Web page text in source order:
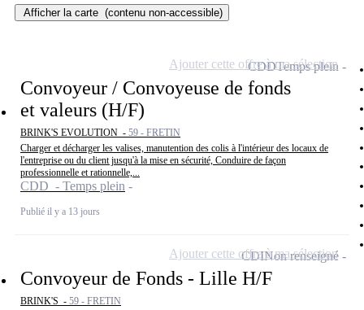
Afficher la carte (contenu non-accessible)
Convoyeur / Convoyeuse de fonds
et valeurs (H/F)
BRINK'S EVOLUTION - 59 - FRETIN
Charger et décharger les valises, manutention des colis à l'intérieur des locaux de
l'entreprise ou du client jusqu'à la mise en sécurité, Conduire de façon
professionnelle et rationnelle,...
CDD - Temps plein
Publié il y a 13 jours
CDDTemps plein
Ajouter cette offre à ma sélection
Convoyeur de Fonds - Lille H/F
BRINK'S - 59 - FRETIN
CDINon renseigné
Ajouter cette offre à ma sélection